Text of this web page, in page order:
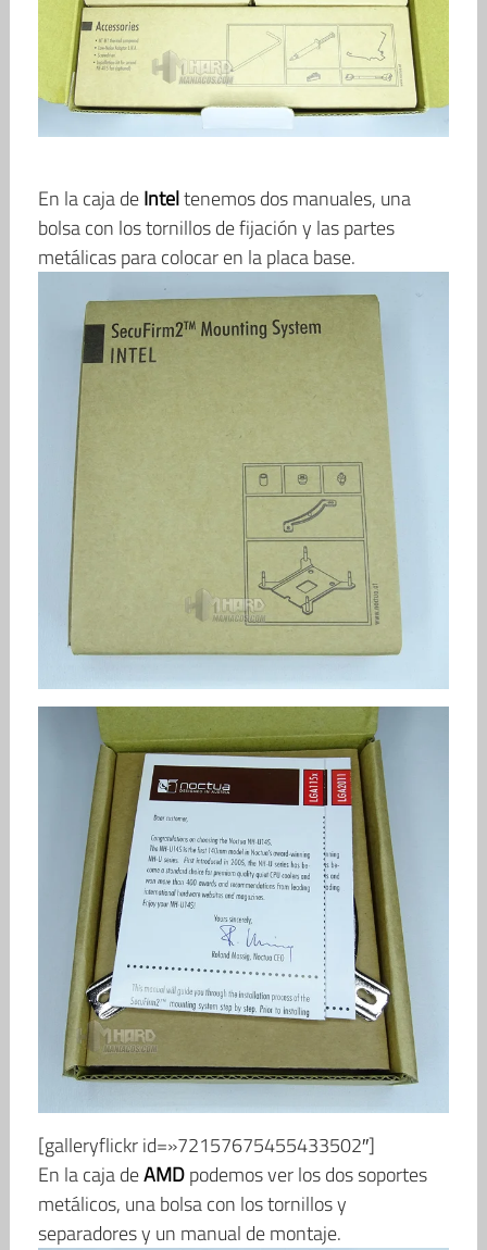
En la caja deInteltenemos dos manuales, una
bolsa con los tornillos de fijación y las partes
metálicas para colocar en la placa base.
[galleryflickr id=»72157675455433502″]
En la caja deAMDpodemos ver los dos soportes
metálicos, una bolsa con los tornillos y
separadores y un manual de montaje.